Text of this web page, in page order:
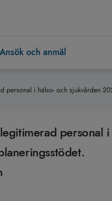
Ansök och anmäl
personal i hälso- och sjukvården
personal i